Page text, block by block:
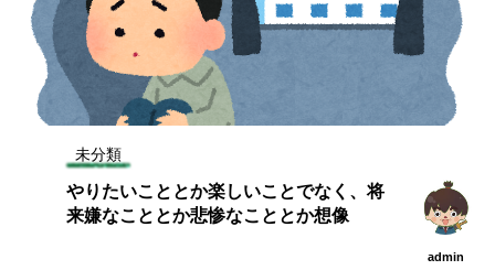
未分類
やりたいこととか楽しいことでなく、将
来嫌なこととか悲惨なこととか想像
admin